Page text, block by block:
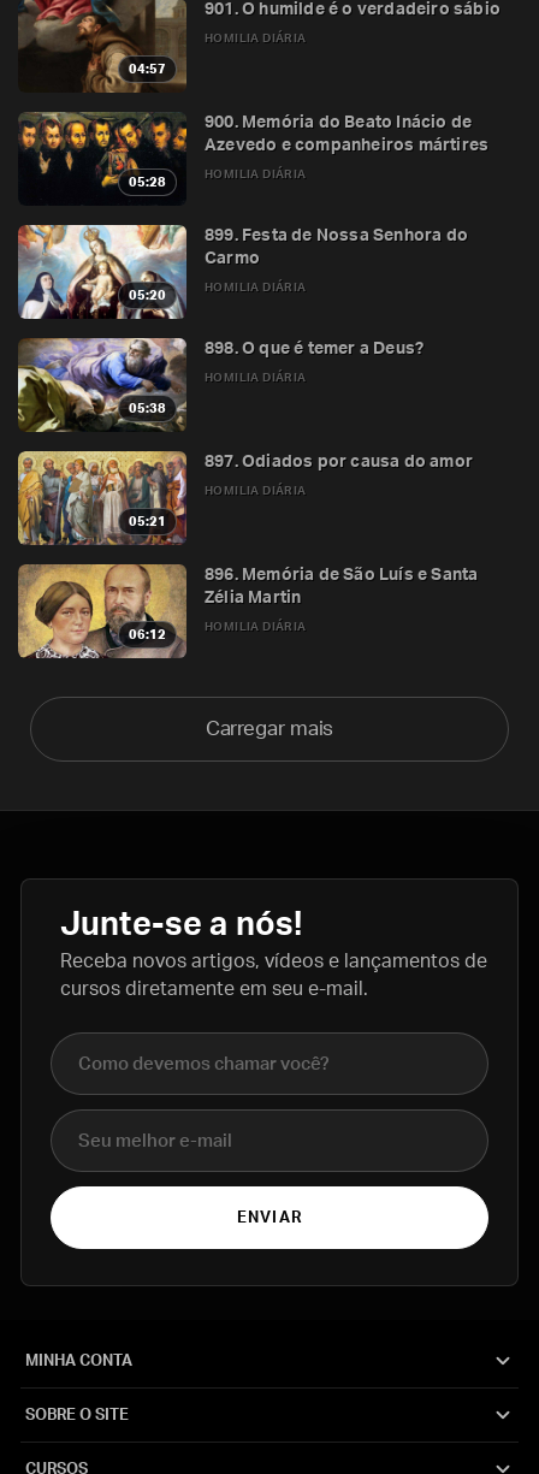
04:57
901. O humilde é o verdadeiro sábio
HOMILIA DIÁRIA
05:28
900. Memória do Beato Inácio de
Azevedo e companheiros mártires
HOMILIA DIÁRIA
05:20
899. Festa de Nossa Senhora do
Carmo
HOMILIA DIÁRIA
05:38
898. O que é temer a Deus?
HOMILIA DIÁRIA
05:21
897. Odiados por causa do amor
HOMILIA DIÁRIA
06:12
896. Memória de São Luís e Santa
Zélia Martin
HOMILIA DIÁRIA
Carregar mais
Junte-se a nós!
Receba novos artigos, vídeos e lançamentos de
cursos diretamente em seu e-mail.
Nome completo
E-mail
ENVIAR
MINHA CONTA
SOBRE O SITE
CURSOS